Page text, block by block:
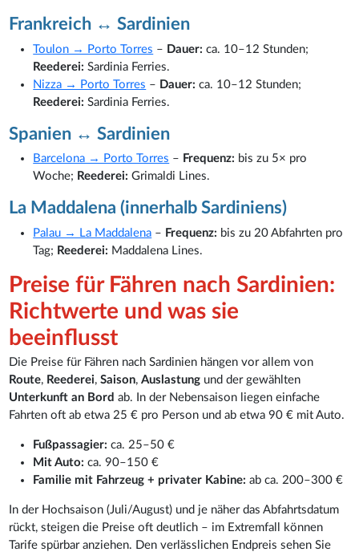
Frankreich ↔ Sardinien
Toulon → Porto Torres – Dauer: ca. 10–12 Stunden;
Reederei: Sardinia Ferries.
Nizza → Porto Torres – Dauer: ca. 10–12 Stunden;
Reederei: Sardinia Ferries.
Spanien ↔ Sardinien
Barcelona → Porto Torres – Frequenz: bis zu 5× pro
Woche; Reederei: Grimaldi Lines.
La Maddalena (innerhalb Sardiniens)
Palau → La Maddalena – Frequenz: bis zu 20 Abfahrten pro
Tag; Reederei: Maddalena Lines.
Preise für Fähren nach Sardinien:
Richtwerte und was sie
beeinflusst
Die Preise für Fähren nach Sardinien hängen vor allem von
Route, Reederei,Saison,Auslastung und der gewählten
Unterkunft an Bord ab. In der Nebensaison liegen einfache
Fahrten oft ab etwa 25 € pro Person und ab etwa 90 € mit Auto.
Fußpassagier: ca. 25–50 €
Mit Auto: ca. 90–150 €
Familie mit Fahrzeug + privater Kabine: ab ca. 200–300 €
In der Hochsaison (Juli/August) und je näher das Abfahrtsdatum
rückt, steigen die Preise oft deutlich – im Extremfall können
Tarife spürbar anziehen. Den verlässlichen Endpreis sehen Sie